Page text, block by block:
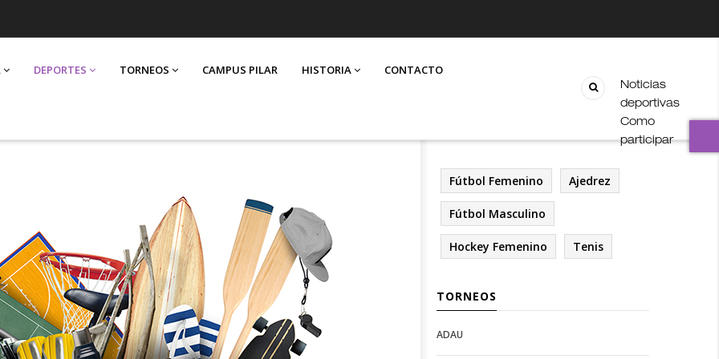
DEPORTES TORNEOS CAMPUS PILAR HISTORIA CONTACTO
Noticias
deportivas
Como
participar
Fútbol Femenino Ajedrez
Fútbol Masculino
Hockey Femenino Tenis
TORNEOS
Open
Deportes
Open
configuration
ADAU